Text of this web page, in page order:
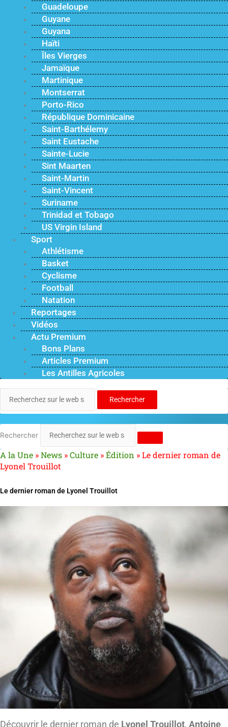
Guadeloupe
Guyane
Guyana
Haïti
Îles Vierges
Jamaïque
Martinique
Montserrat
Porto-Rico
République Dominicaine
Saint-Barthélemy
Saint Eustache
Sainte-Lucie
Sint Maarten
Saint-Martin
Saint-Vincent
Suriname
Trinidad et Tobago
US Virgin Island
Sport
Athlétisme
Basket
Cyclisme
Football
Natation
Reportages
Vidéos
Actu Premium
Bons Plans
Articles Premium
Les Antilles Agricoles
Rechercher
Rechercher
A la Une »News »Culture »Édition »Le dernier roman de
Lyonel Trouillot
Le dernier roman de Lyonel Trouillot
Découvrir le dernier roman de Lyonel Trouillot, Antoine